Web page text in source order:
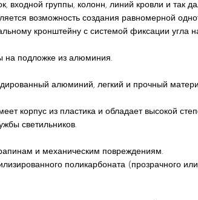
входной группы, колонн, линий кровли и так
возможность создания равномерной
кронштейну с системой фиксации угла
на подложке из алюминия.
алюминий, легкий и прочный
корпус из пластика и обладает высокой
светильников.
и механическим повреждениям.
поликарбоната (прозрачного